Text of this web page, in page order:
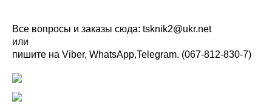
Все вопросы и заказы сюда: tsknik2@ukr.net
или
пишите на Viber, WhatsАpp,Telegram. (067-812-830-7)